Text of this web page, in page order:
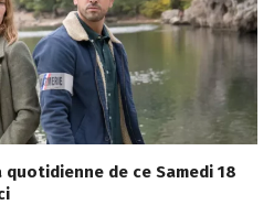
de ce Samedi 18